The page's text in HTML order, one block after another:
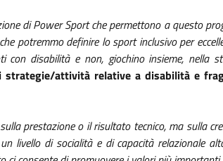
di Power Sport che permettono a questo
potremmo definire lo sport inclusivo per
disabilità e non, giochino insieme, nella
strategie/attività relative a disabilità e
prestazione o il risultato tecnico, ma sulla
livello di socialità e di capacità relazionale